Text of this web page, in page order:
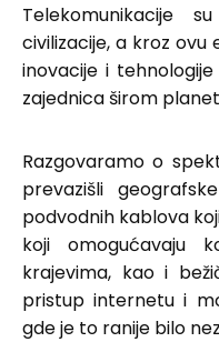
Telekomunikacije
civilizacije, a kroz ovu
inovacije i
zajednica širom
Razgovaramo o
prevazišli
podvodnih kablova
koji omogućavaju
krajevima, kao i
pristup internetu i
gde je to ranije bilo